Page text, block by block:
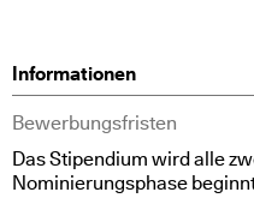
Informationen
Bewerbungsfristen
Das Stipendium wird alle
Nominierungsphase